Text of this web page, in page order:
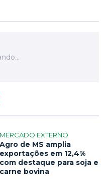
MERCADO EXTERNO
Agro de MS amplia
exportações em 12,4%
com destaque para soja e
carne bovina